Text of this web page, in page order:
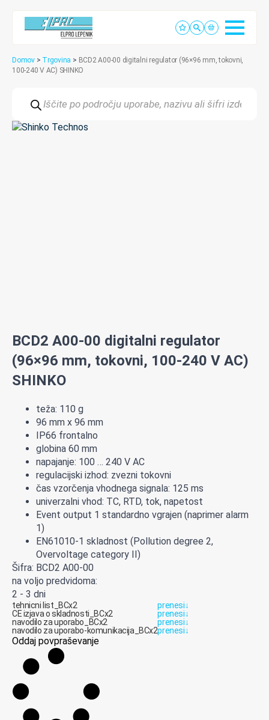
Domov > Trgovina > BCD2 A00-00 digitalni regulator (96×96 mm, tokovni,
100-240 V AC) SHINKO
search
BCD2 A00-00 digitalni regulator
(96×96 mm, tokovni, 100-240 V AC)
SHINKO
teža: 110 g
96 mm x 96 mm
IP66 frontalno
globina 60 mm
napajanje: 100 … 240 V AC
regulacijski izhod: zvezni tokovni
čas vzorčenja vhodnega signala: 125 ms
univerzalni vhod: TC, RTD, tok, napetost
Event output 1 standardno vgrajen (naprimer alarm
1)
EN61010-1 skladnost (Pollution degree 2,
Overvoltage category II)
Šifra: BCD2 A00-00
na voljo predvidoma:
2 - 3 dni
tehnicni list_BCx2 prenesi↓
CE izjava o skladnosti_BCx2
prenesi↓
navodilo za uporabo_BCx2
prenesi↓
navodilo za uporabo-komunikacija_BCx2prenesi↓
Oddaj povpraševanje